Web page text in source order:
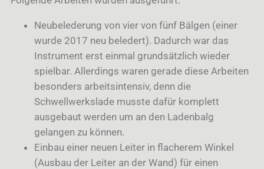
Neubelederung von vier von fünf Bälgen (einer
wurde 2017 neu beledert). Dadurch war das
Instrument erst einmal grundsätzlich wieder
spielbar. Allerdings waren gerade diese Arbeiten
besonders arbeitsintensiv, denn die
Schwellwerkslade musste dafür komplett
ausgebaut werden um an den Ladenbalg
gelangen zu können.
Einbau einer neuen Leiter in flacherem Winkel
(Ausbau der Leiter an der Wand) für einen